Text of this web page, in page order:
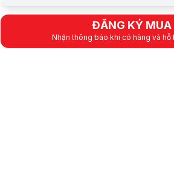
Hãng sản xuất
Mô tả sản phẩm
ĐĂNG KÝ MUA
Nhận thông báo khi có hàng và hỗ